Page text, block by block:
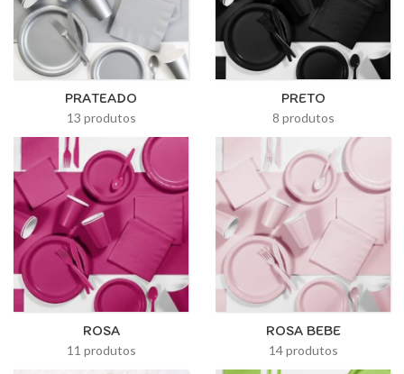
PRATEADO
13 produtos
PRETO
8 produtos
ROSA
11 produtos
ROSA BEBE
14 produtos